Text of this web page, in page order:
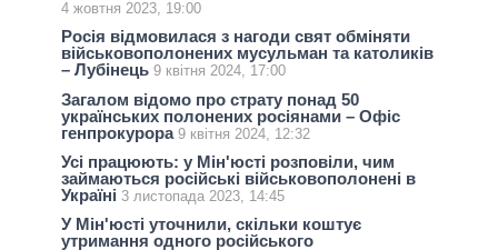
4 жовтня 2023, 19:00
Росія відмовилася з нагоди свят обміняти
військовополонених мусульман та католиків
– Лубінець 9 квітня 2024, 17:00
Загалом відомо про страту понад 50
українських полонених росіянами – Офіс
генпрокурора 9 квітня 2024, 12:32
Усі працюють: у Мін'юсті розповіли, чим
займаються російські військовополонені в
Україні 3 листопада 2023, 14:45
У Мін'юсті уточнили, скільки коштує
утримання одного російського